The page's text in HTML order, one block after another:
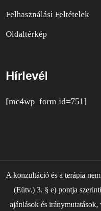
Felhasználási Feltételek
Oldaltérkép
Hírlevél
[mc4wp_form id=751]
A konzultáció és a terápia
(Eütv.) 3. § e) pontja
ajánlások és